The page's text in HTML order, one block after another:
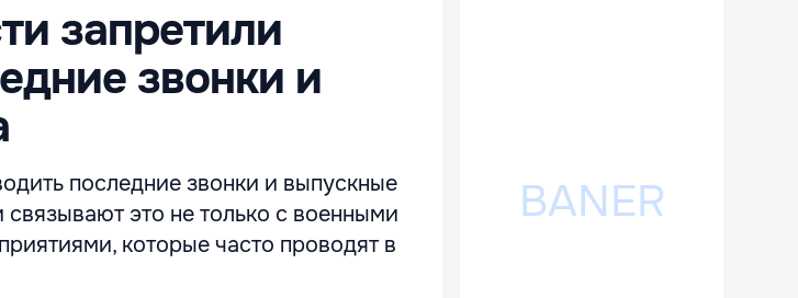
запретили
звонки и
последние звонки и выпускные
это не только с военными
которые часто проводят в